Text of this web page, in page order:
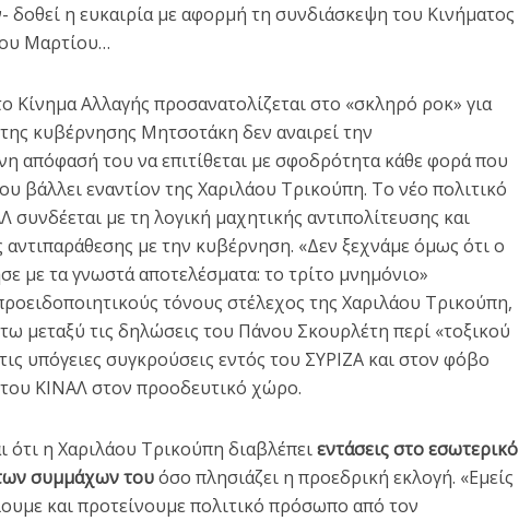
δοθεί η ευκαιρία με αφορμή τη συνδιάσκεψη του Κινήματος
Μαρτίου…
Κίνημα Αλλαγής προσανατολίζεται στο «σκληρό ροκ» για
κυβέρνησης Μητσοτάκη δεν αναιρεί την
απόφασή του να επιτίθεται με σφοδρότητα κάθε φορά που
βάλλει εναντίον της Χαριλάου Τρικούπη. Το νέο πολιτικό
συνδέεται με τη λογική μαχητικής αντιπολίτευσης και
με την κυβέρνηση. «Δεν ξεχνάμε όμως ότι ο
με τα γνωστά αποτελέσματα: το τρίτο μνημόνιο»
τόνους στέλεχος της Χαριλάου Τρικούπη,
μεταξύ τις δηλώσεις του Πάνου Σκουρλέτη περί «τοξικού
υπόγειες συγκρούσεις εντός του ΣΥΡΙΖΑ και στον φόβο
ΚΙΝΑΛ στον προοδευτικό χώρο.
ότι η Χαριλάου Τρικούπη διαβλέπειεντάσεις στο εσωτερικό
συμμάχων τουόσο πλησιάζει η προεδρική εκλογή. «Εμείς
και προτείνουμε πολιτικό πρόσωπο από τον